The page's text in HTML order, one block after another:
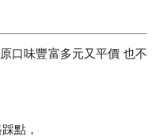
口味豐富多元又平價 也不
點，